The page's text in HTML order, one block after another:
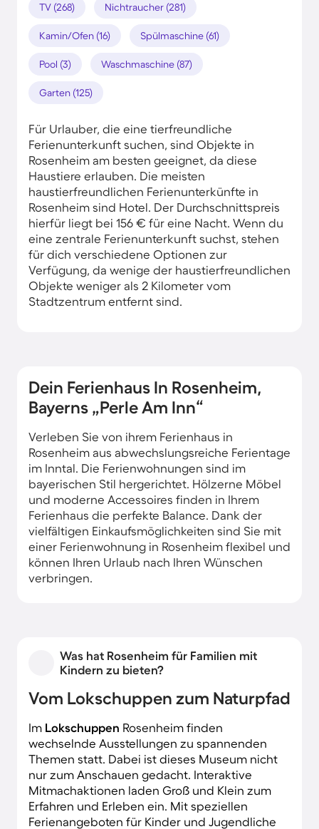
TV (268) Nichtraucher (281)
Kamin/Ofen (16) Spülmaschine (61)
Pool (3) Waschmaschine (87)
Garten (125)
Für Urlauber, die eine tierfreundliche
Ferienunterkunft suchen, sind Objekte in
Rosenheim am besten geeignet, da diese
Haustiere erlauben. Die meisten
haustierfreundlichen Ferienunterkünfte in
Rosenheim sind Hotel. Der Durchschnittspreis
hierfür liegt bei 156 € für eine Nacht. Wenn du
eine zentrale Ferienunterkunft suchst, stehen
für dich verschiedene Optionen zur
Verfügung, da wenige der haustierfreundlichen
Objekte weniger als 2 Kilometer vom
Stadtzentrum entfernt sind.
Dein Ferienhaus In Rosenheim,
Bayerns „Perle Am Inn“
Verleben Sie von ihrem Ferienhaus in
Rosenheim aus abwechslungsreiche Ferientage
im Inntal. Die Ferienwohnungen sind im
bayerischen Stil hergerichtet. Hölzerne Möbel
und moderne Accessoires finden in Ihrem
Ferienhaus die perfekte Balance. Dank der
vielfältigen Einkaufsmöglichkeiten sind Sie mit
einer Ferienwohnung in Rosenheim flexibel und
können Ihren Urlaub nach Ihren Wünschen
verbringen.
Was hat Rosenheim für Familien mit
Kindern zu bieten?
Vom Lokschuppen zum Naturpfad
Im Lokschuppen Rosenheim finden
wechselnde Ausstellungen zu spannenden
Themen statt. Dabei ist dieses Museum nicht
nur zum Anschauen gedacht. Interaktive
Mitmachaktionen laden Groß und Klein zum
Erfahren und Erleben ein. Mit speziellen
Ferienangeboten für Kinder und Jugendliche